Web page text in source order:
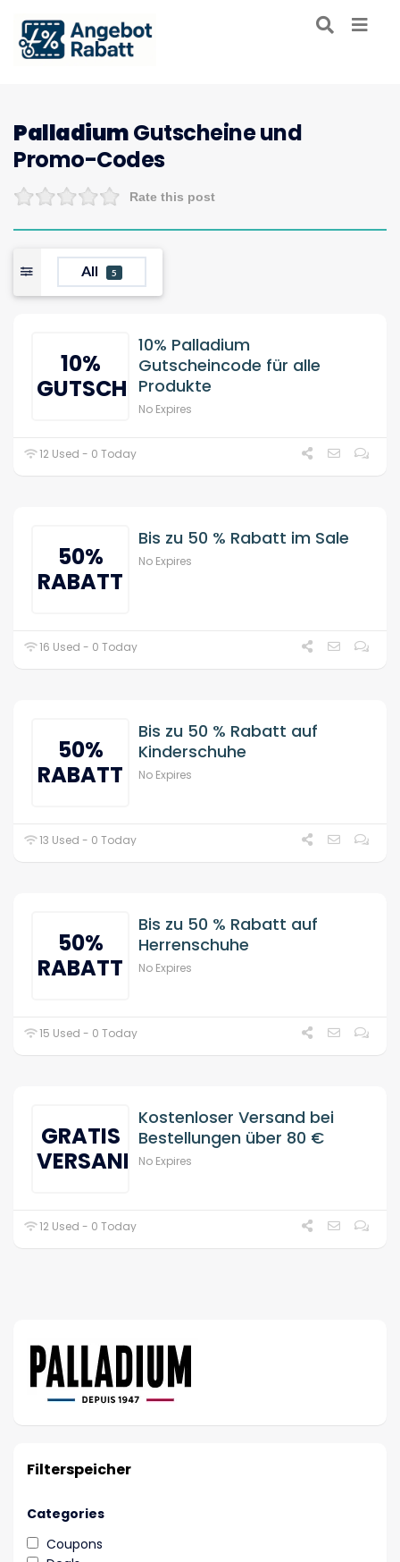
PalladiumGutscheine und
Promo-Codes
Rate this post
All 5
10%
GUTSCHEIN
10% Palladium
Gutscheincode für alle
Produkte
No Expires
12 Used - 0 Today
50%
RABATT
Bis zu 50 % Rabatt im Sale
No Expires
16 Used - 0 Today
50%
RABATT
Bis zu 50 % Rabatt auf
Kinderschuhe
No Expires
13 Used - 0 Today
50%
RABATT
Bis zu 50 % Rabatt auf
Herrenschuhe
No Expires
15 Used - 0 Today
GRATIS
VERSAND
Kostenloser Versand bei
Bestellungen über 80 €
No Expires
12 Used - 0 Today
Filterspeicher
Categories
Coupons